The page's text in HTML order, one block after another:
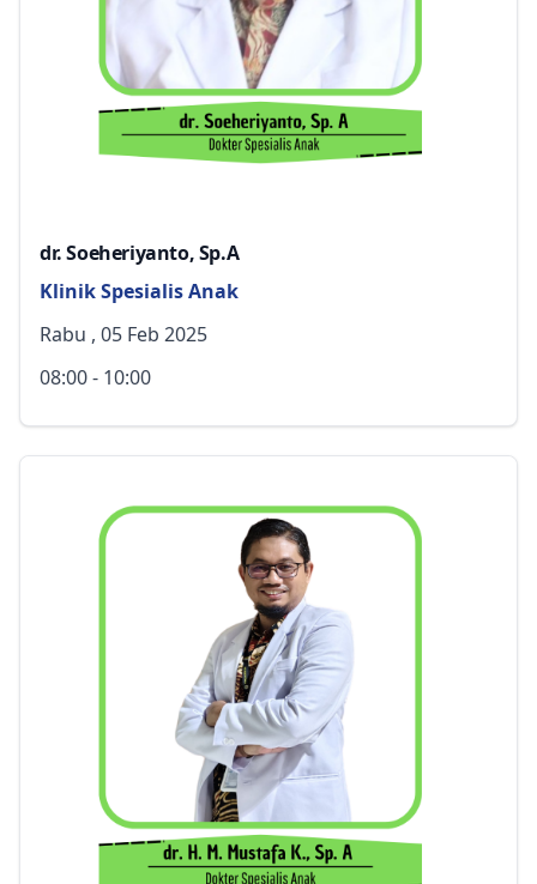
dr. Soeheriyanto, Sp.A
Klinik Spesialis Anak
Rabu , 05 Feb 2025
08:00 - 10:00